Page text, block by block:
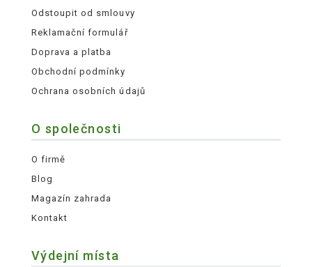
Odstoupit od smlouvy
Reklamační formulář
Doprava a platba
Obchodní podmínky
Ochrana osobních údajů
O společnosti
O firmě
Blog
Magazín zahrada
Kontakt
Výdejní místa